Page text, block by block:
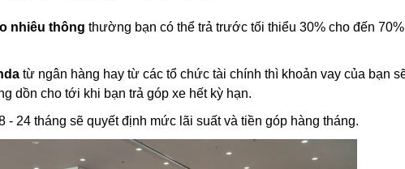
nhiêu thông thường bạn có thể trả trước tối thiểu 30% cho đến
từ ngân hàng hay từ các tổ chức tài chính thì khoản vay của bạn
dồn cho tới khi bạn trả góp xe hết kỳ hạn.
24 tháng sẽ quyết định mức lãi suất và tiền góp hàng tháng.